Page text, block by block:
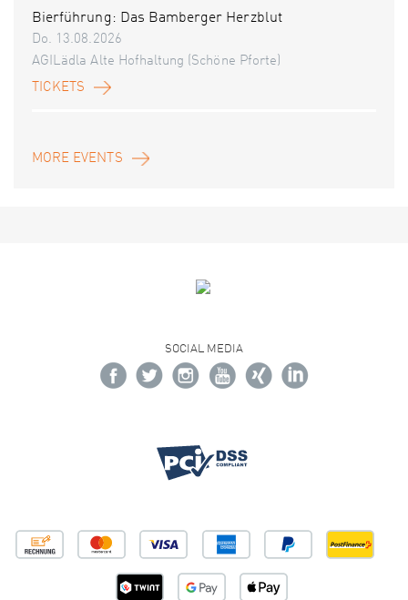
Bierführung: Das Bamberger Herzblut
Do. 13.08.2026
AGILädla Alte Hofhaltung (Schöne Pforte)
TICKETS
MORE EVENTS
SOCIAL MEDIA